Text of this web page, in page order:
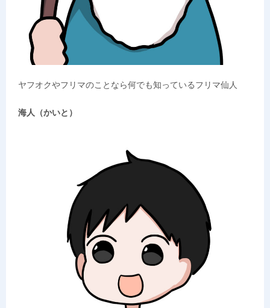
ヤフオクやフリマのことなら何でも知っているフリマ仙人
海人（かいと）